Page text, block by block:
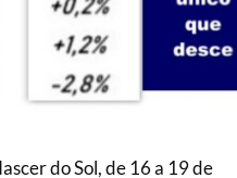
do Sol, de 16 a 19 de